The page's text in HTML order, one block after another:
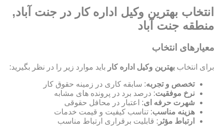
انتخاب بهترین وکیل اداره کار در جنت آباد,
منطقه جنت آباد
معیارهای انتخاب
برای انتخاب بهترین وکیل اداره کار باید موارد زیر را در نظر بگیرید:
تخصص و تجربه: سابقه کاری در زمینه حقوق کار
نرخ موفقیت: درصد برد در پرونده های مشابه
شهرت حرفه ای: اعتبار در محافل حقوقی
هزینه مناسب: تناسب کیفیت و قیمت خدمات
ارتباط مؤثر : قابلیت برقراری ارتباط مناسب